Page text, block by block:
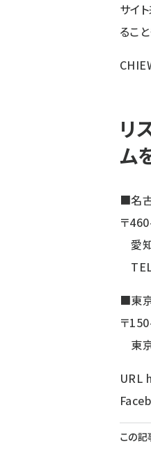
サイ
るこ
リ
ム
■名
〒
愛
■東
〒
東
URL
この記